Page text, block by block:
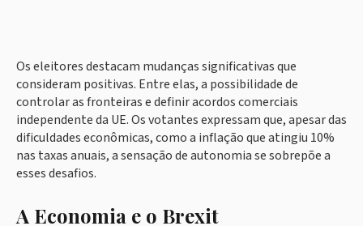
Os eleitores destacam mudanças significativas que
consideram positivas. Entre elas, a possibilidade de
controlar as fronteiras e definir acordos comerciais
independente da UE. Os votantes expressam que, apesar das
dificuldades econômicas, como a inflação que atingiu 10%
nas taxas anuais, a sensação de autonomia se sobrepõe a
esses desafios.
A Economia e o Brexit